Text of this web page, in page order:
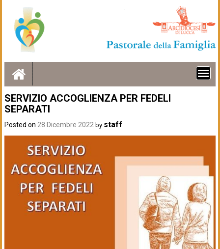
content
SERVIZIO ACCOGLIENZA PER FEDELI
SEPARATI
Posted on28 Dicembre 2022 by staff